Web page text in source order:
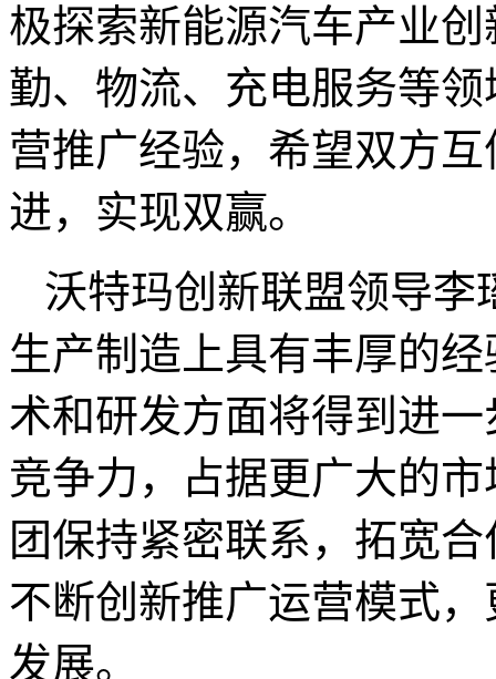
极探索新能源汽车产业
勤、物流、充电服务等
营推广经验，希望双方
进，实现双赢。
沃特玛创新联盟领导李
生产制造上具有丰厚的
术和研发方面将得到进
竞争力，占据更广大的
团保持紧密联系，拓宽
不断创新推广运营模式
发展。